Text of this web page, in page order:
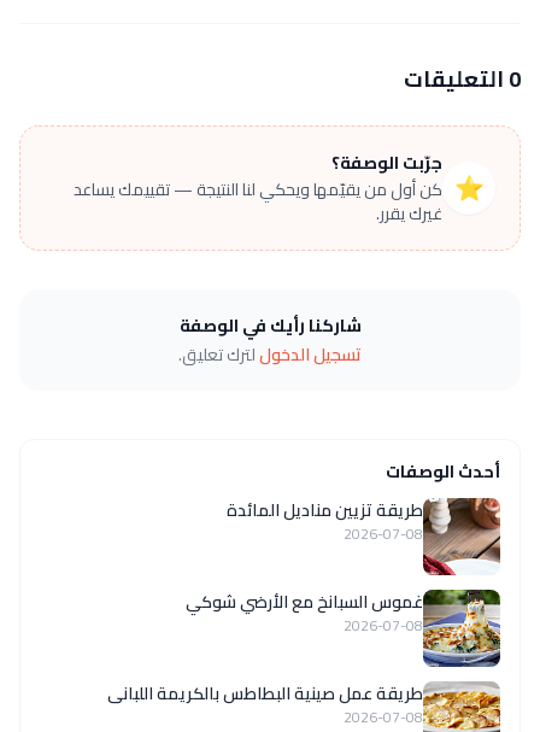
0 التعليقات
⭐
جرّبت الوصفة؟
كن أول من يقيّمها ويحكي لنا النتيجة — تقييمك يساعد
غيرك يقرر.
شاركنا رأيك في الوصفة
تسجيل الدخوللترك تعليق.
أحدث الوصفات
طريقة تزيين مناديل المائدة
2026-07-08
غموس السبانخ مع الأرضي شوكي
2026-07-08
طريقة عمل صينية البطاطس بالكريمة اللبانى
2026-07-08